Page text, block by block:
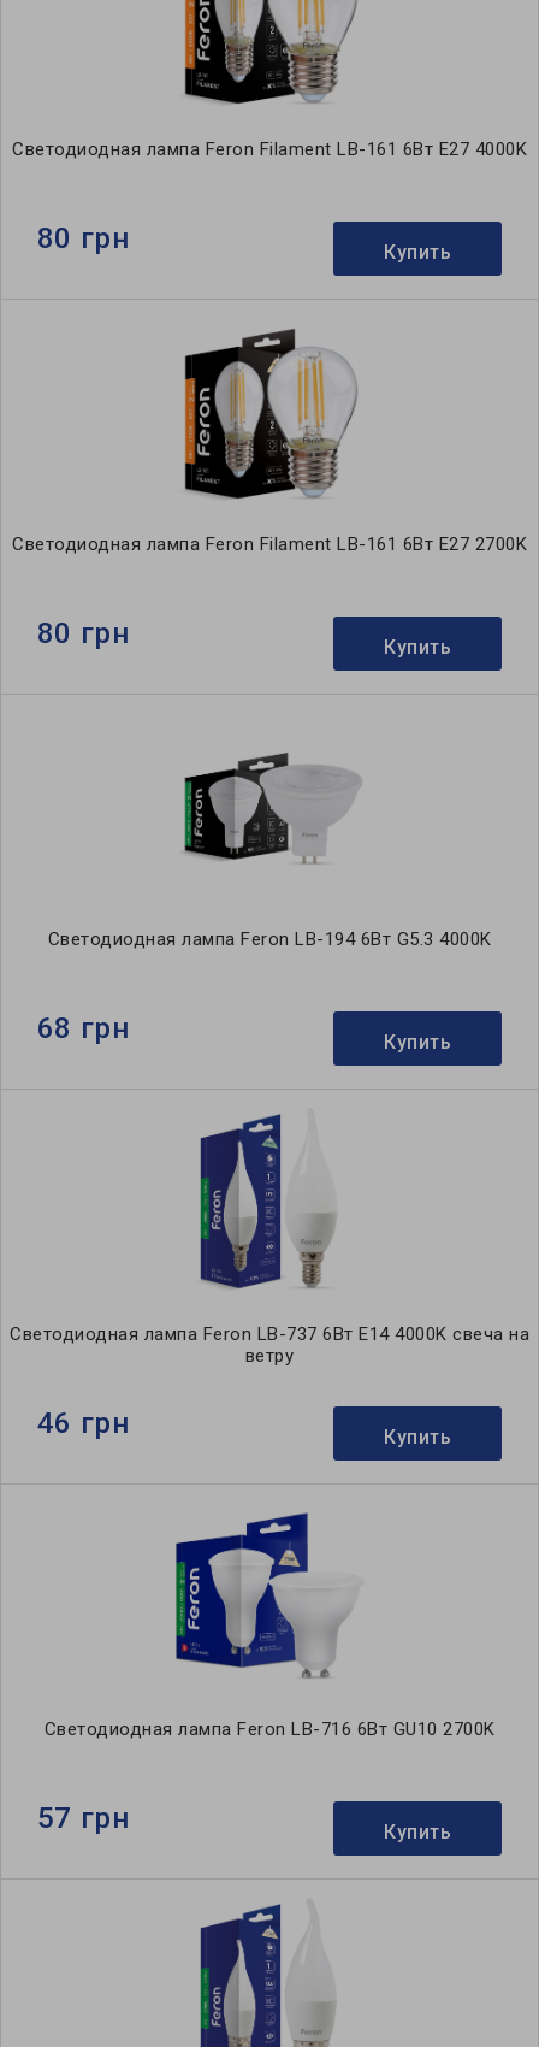
Светодиодная лампа Feron Filament LB-161 6Вт E27 4000K
80 грн Купить
Светодиодная лампа Feron Filament LB-161 6Вт E27 2700K
80 грн Купить
Светодиодная лампа Feron LB-194 6Вт G5.3 4000K
68 грн Купить
Светодиодная лампа Feron LB-737 6Вт E14 4000K свеча на
ветру
46 грн Купить
Светодиодная лампа Feron LB-716 6Вт GU10 2700K
57 грн Купить